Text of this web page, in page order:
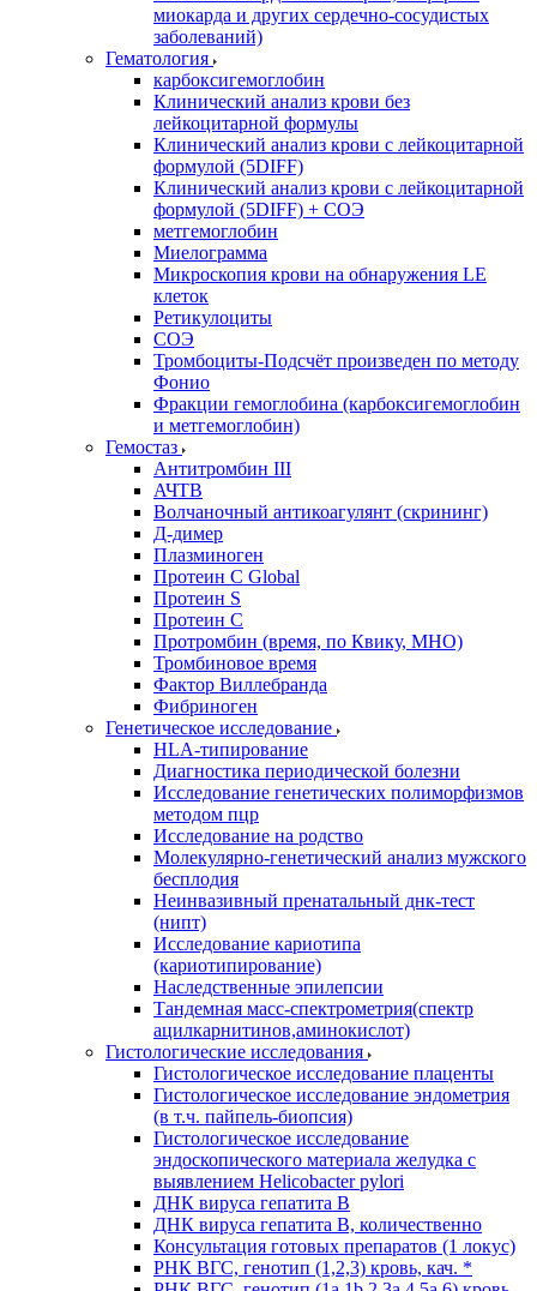
миокарда и других сердечно-сосудистых
заболеваний)
Гематология
карбоксигемоглобин
Клинический анализ крови без
лейкоцитарной формулы
Клинический анализ крови с лейкоцитарной
формулой (5DIFF)
Клинический анализ крови с лейкоцитарной
формулой (5DIFF) + СОЭ
метгемоглобин
Миелограмма
Микроскопия крови на обнаружения LE
клеток
Ретикулоциты
СОЭ
Тромбоциты-Подсчёт произведен по методу
Фонио
Фракции гемоглобина (карбоксигемоглобин
и метгемоглобин)
Гемостаз
Антитромбин III
АЧТВ
Волчаночный антикоагулянт (скрининг)
Д-димер
Плазминоген
Протеин C Global
Протеин S
Протеин С
Протромбин (время, по Квику, МНО)
Тромбиновое время
Фактор Виллебранда
Фибриноген
Генетическое исследование
HLA-типирование
Диагностика периодической болезни
Исследование генетических полиморфизмов
методом пцр
Исследование на родство
Молекулярно-генетический анализ мужского
бесплодия
Неинвазивный пренатальный днк-тест
(нипт)
Исследование кариотипа
(кариотипирование)
Наследственные эпилепсии
Тандемная масс-спектрометрия(спектр
ацилкарнитинов,аминокислот)
Гистологические исследования
Гистологическое исследование плаценты
Гистологическое исследование эндометрия
(в т.ч. пайпель-биопсия)
Гистологическое исследование
эндоскопического материала желудка с
выявлением Helicobacter pylori
ДНК вируса гепатита B
ДНК вируса гепатита B, количественно
Консультация готовых препаратов (1 локус)
РНК ВГC, генотип (1,2,3) кровь, кач. *